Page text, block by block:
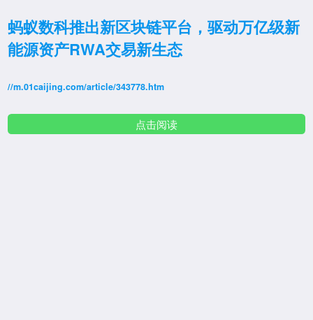
蚂蚁数科推出新区块链平台，驱动万亿级新
能源资产RWA交易新生态
//m.01caijing.com/article/343778.htm
点击阅读